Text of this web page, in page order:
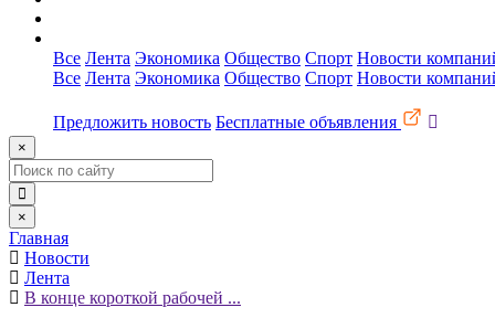
Все Лента Экономика Общество Спорт Новости
Все Лента Экономика Общество Спорт Новости
Предложить новость Бесплатные объявления
×
×
Главная
Новости
Лента
В конце короткой рабочей ...